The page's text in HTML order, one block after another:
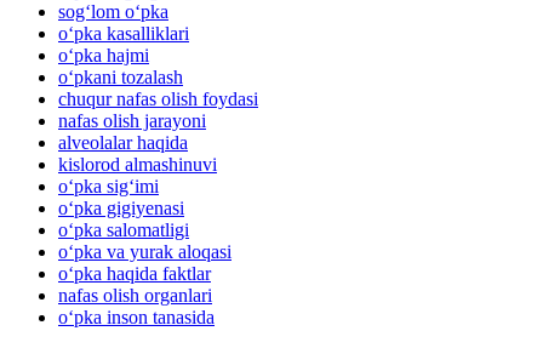
sog‘lom o‘pka
o‘pka kasalliklari
o‘pka hajmi
o‘pkani tozalash
chuqur nafas olish foydasi
nafas olish jarayoni
alveolalar haqida
kislorod almashinuvi
o‘pka sig‘imi
o‘pka gigiyenasi
o‘pka salomatligi
o‘pka va yurak aloqasi
o‘pka haqida faktlar
nafas olish organlari
o‘pka inson tanasida